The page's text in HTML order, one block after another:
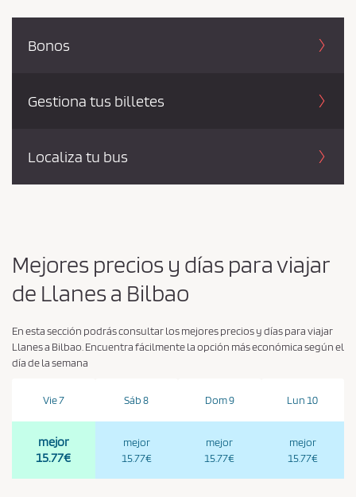
Bonos
Gestiona tus billetes
Localiza tu bus
Mejores precios y días para viajar
de Llanes a Bilbao
En esta sección podrás consultar los mejores precios y días para viajar
Llanes a Bilbao. Encuentra fácilmente la opción más económica según el
día de la semana
Vie 7
mejor
15.77€
Sáb 8
mejor
15.77€
Dom 9
mejor
15.77€
Lun 10
mejor
15.77€